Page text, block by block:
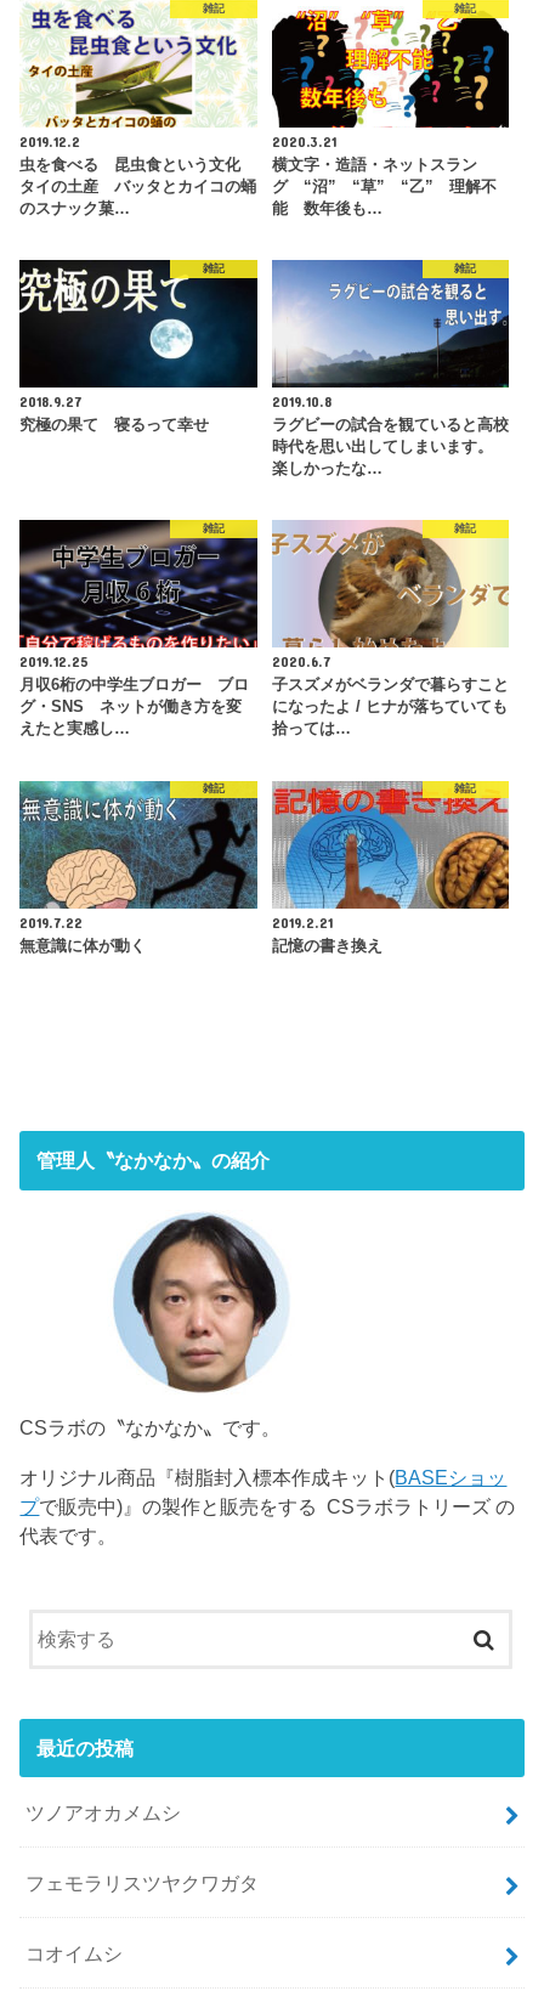
雑記
2019.12.2
虫を食べる 昆虫食という文化
タイの土産 バッタとカイコの蛹
のスナック菓…
雑記
2020.3.21
横文字・造語・ネットスラン
グ “沼” “草” “乙” 理解不
能 数年後も…
雑記
2018.9.27
究極の果て 寝るって幸せ
雑記
2019.10.8
ラグビーの試合を観ていると高校
時代を思い出してしまいます。
楽しかったな…
雑記
2019.12.25
月収6桁の中学生ブロガー ブロ
グ・SNS ネットが働き方を変
えたと実感し…
雑記
2020.6.7
子スズメがベランダで暮らすこと
になったよ / ヒナが落ちていても
拾っては…
雑記
2019.7.22
無意識に体が動く
雑記
2019.2.21
記憶の書き換え
管理人〝なかなか〟の紹介
CSラボの〝なかなか〟です。
オリジナル商品『樹脂封入標本作成キット(BASEショッ
プで販売中)』の製作と販売をする CSラボラトリーズ の
代表です。
最近の投稿
ツノアオカメムシ
フェモラリスツヤクワガタ
コオイムシ